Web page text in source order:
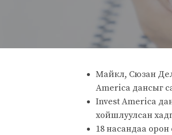
Майкл, Сюзан
America дансыг
Invest America
хойшлуулсан
18 насандаа